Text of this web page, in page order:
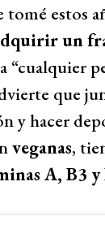
estos
un
“cualquier
que
y hacer
veganas,
A, B3